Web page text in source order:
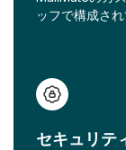
ッフで構成され
セキュリテ